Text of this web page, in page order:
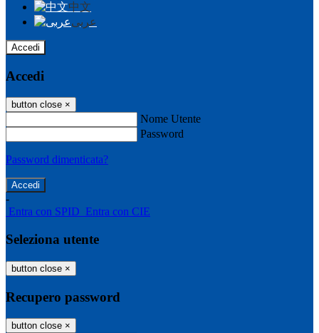
中文
عربى
Accedi
Accedi
button close ×
Nome Utente
Password
Password dimenticata?
-
Entra con SPID Entra con CIE
Seleziona utente
button close ×
Recupero password
button close ×